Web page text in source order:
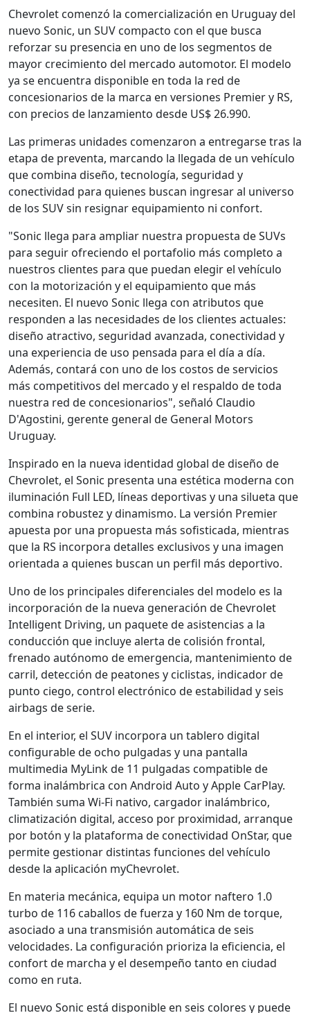
Chevrolet comenzó la comercialización en Uruguay del
nuevo Sonic, un SUV compacto con el que busca
reforzar su presencia en uno de los segmentos de
mayor crecimiento del mercado automotor. El modelo
ya se encuentra disponible en toda la red de
concesionarios de la marca en versiones Premier y RS,
con precios de lanzamiento desde US$ 26.990.
Las primeras unidades comenzaron a entregarse tras la
etapa de preventa, marcando la llegada de un vehículo
que combina diseño, tecnología, seguridad y
conectividad para quienes buscan ingresar al universo
de los SUV sin resignar equipamiento ni confort.
"Sonic llega para ampliar nuestra propuesta de SUVs
para seguir ofreciendo el portafolio más completo a
nuestros clientes para que puedan elegir el vehículo
con la motorización y el equipamiento que más
necesiten. El nuevo Sonic llega con atributos que
responden a las necesidades de los clientes actuales:
diseño atractivo, seguridad avanzada, conectividad y
una experiencia de uso pensada para el día a día.
Además, contará con uno de los costos de servicios
más competitivos del mercado y el respaldo de toda
nuestra red de concesionarios", señaló Claudio
D'Agostini, gerente general de General Motors
Uruguay.
Inspirado en la nueva identidad global de diseño de
Chevrolet, el Sonic presenta una estética moderna con
iluminación Full LED, líneas deportivas y una silueta que
combina robustez y dinamismo. La versión Premier
apuesta por una propuesta más sofisticada, mientras
que la RS incorpora detalles exclusivos y una imagen
orientada a quienes buscan un perfil más deportivo.
Uno de los principales diferenciales del modelo es la
incorporación de la nueva generación de Chevrolet
Intelligent Driving, un paquete de asistencias a la
conducción que incluye alerta de colisión frontal,
frenado autónomo de emergencia, mantenimiento de
carril, detección de peatones y ciclistas, indicador de
punto ciego, control electrónico de estabilidad y seis
airbags de serie.
En el interior, el SUV incorpora un tablero digital
configurable de ocho pulgadas y una pantalla
multimedia MyLink de 11 pulgadas compatible de
forma inalámbrica con Android Auto y Apple CarPlay.
También suma Wi-Fi nativo, cargador inalámbrico,
climatización digital, acceso por proximidad, arranque
por botón y la plataforma de conectividad OnStar, que
permite gestionar distintas funciones del vehículo
desde la aplicación myChevrolet.
En materia mecánica, equipa un motor naftero 1.0
turbo de 116 caballos de fuerza y 160 Nm de torque,
asociado a una transmisión automática de seis
velocidades. La configuración prioriza la eficiencia, el
confort de marcha y el desempeño tanto en ciudad
como en ruta.
El nuevo Sonic está disponible en seis colores y puede